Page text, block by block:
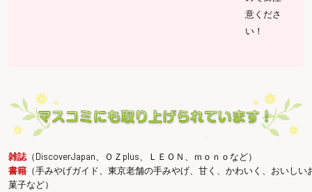
意くださ
い！
雑誌（DiscoverJapan、ＯＺplus、ＬＥＯＮ、ｍｏｎｏなど）
書籍（手みやげガイド、東京老舗の手みやげ、甘く、かわいく、おいしい
菓子など）